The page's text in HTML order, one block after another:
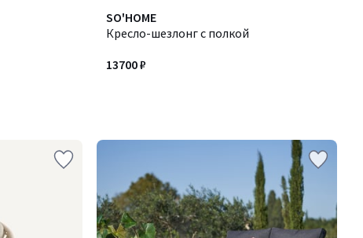
SO'HOME
Кресло-шезлонг с полкой
13700 ₽